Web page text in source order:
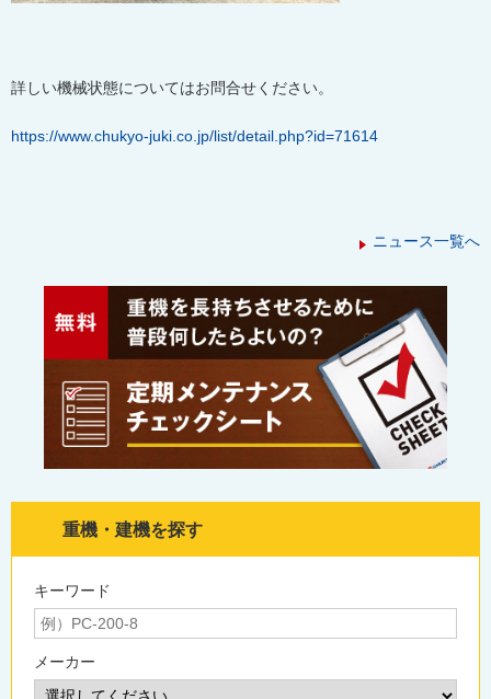
詳しい機械状態についてはお問合せください。
https://www.chukyo-juki.co.jp/list/detail.php?id=71614
ニュース一覧へ
重機・建機を探す
キーワード
メーカー